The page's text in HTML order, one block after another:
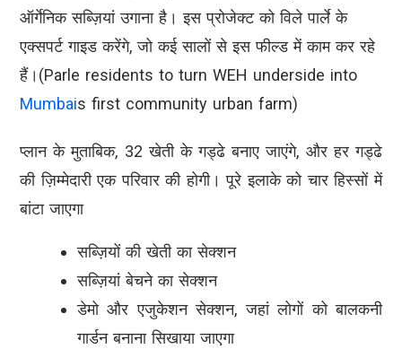
ऑर्गेनिक सब्ज़ियां उगाना है। इस प्रोजेक्ट को विले पार्ले के
एक्सपर्ट गाइड करेंगे, जो कई सालों से इस फील्ड में काम कर रहे
हैं।(Parle residents to turn WEH underside into
Mumbais first community urban farm)
प्लान के मुताबिक, 32 खेती के गड्ढे बनाए जाएंगे, और हर गड्ढे
की ज़िम्मेदारी एक परिवार की होगी। पूरे इलाके को चार हिस्सों में
बांटा जाएगा
सब्ज़ियों की खेती का सेक्शन
सब्ज़ियां बेचने का सेक्शन
डेमो और एजुकेशन सेक्शन, जहां लोगों को बालकनी
गार्डन बनाना सिखाया जाएगा